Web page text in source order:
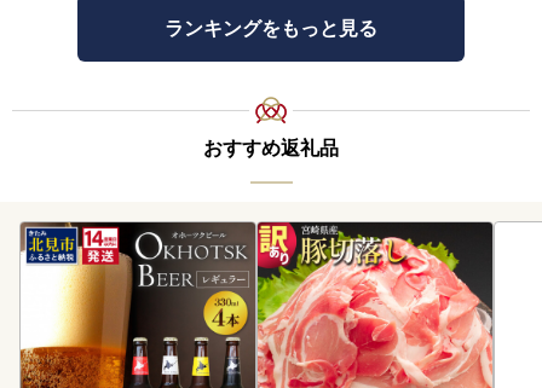
ランキングをもっと見る
おすすめ返礼品